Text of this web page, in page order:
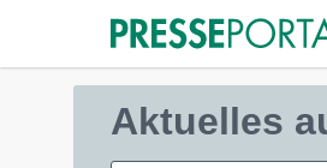
Aktuelles